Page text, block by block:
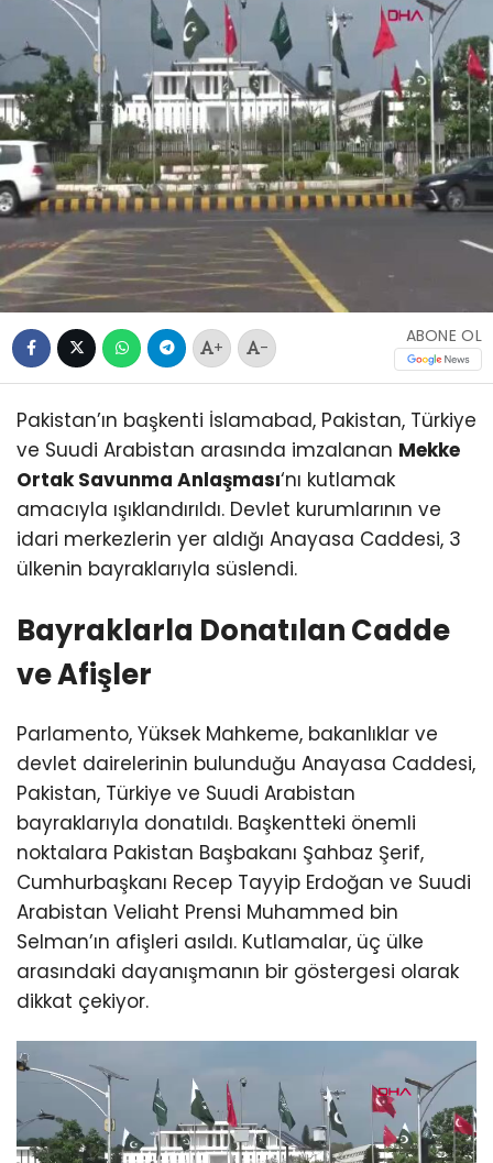
+ -
ABONE OL
Pakistan’ın başkenti İslamabad, Pakistan, Türkiye
ve Suudi Arabistan arasında imzalanan Mekke
Ortak Savunma Anlaşması‘nı kutlamak
amacıyla ışıklandırıldı. Devlet kurumlarının ve
idari merkezlerin yer aldığı Anayasa Caddesi, 3
ülkenin bayraklarıyla süslendi.
Bayraklarla Donatılan Cadde
ve Afişler
Parlamento, Yüksek Mahkeme, bakanlıklar ve
devlet dairelerinin bulunduğu Anayasa Caddesi,
Pakistan, Türkiye ve Suudi Arabistan
bayraklarıyla donatıldı. Başkentteki önemli
noktalara Pakistan Başbakanı Şahbaz Şerif,
Cumhurbaşkanı Recep Tayyip Erdoğan ve Suudi
Arabistan Veliaht Prensi Muhammed bin
Selman’ın afişleri asıldı. Kutlamalar, üç ülke
arasındaki dayanışmanın bir göstergesi olarak
dikkat çekiyor.